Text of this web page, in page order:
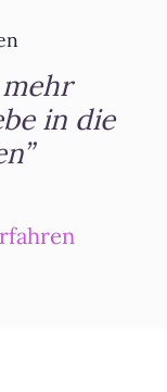
in die